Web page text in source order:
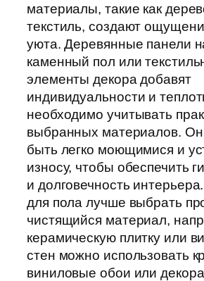
материалы, такие как
текстиль, создают
уюта. Деревянные панели
каменный пол или
элементы декора добавят
индивидуальности и
необходимо учитывать
выбранных материалов.
быть легко моющимися и
износу, чтобы обеспечить
и долговечность
для пола лучше выбрать
чистящийся материал,
керамическую плитку или
стен можно использовать
виниловые обои или